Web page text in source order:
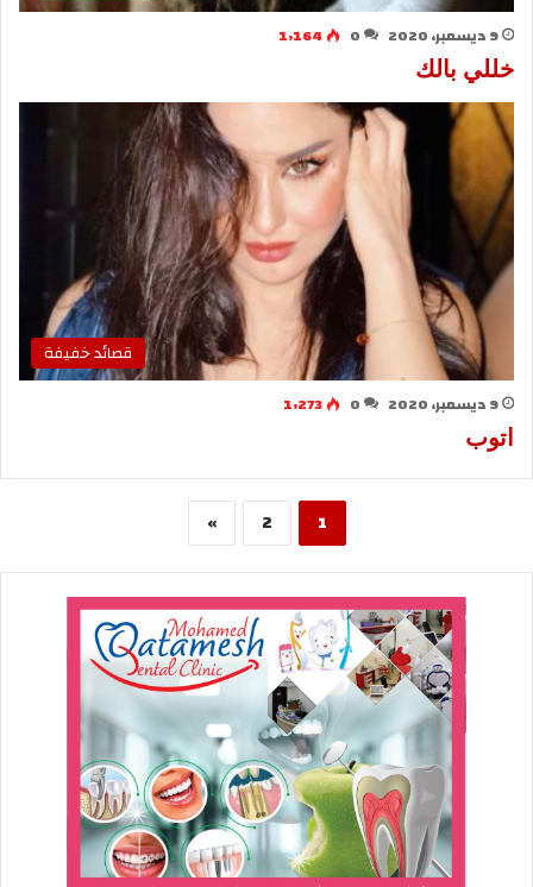
9 ديسمبر، 2020 0
1٬164
خللي بالك
قصائد خفيفة
9 ديسمبر، 2020 0
1٬273
اتوب
1
2
»